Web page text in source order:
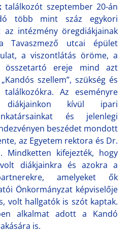
találkozót szeptember 20-án
több mint száz egykori
intézmény öregdiákjainak
Tavaszmező utcai épület
a viszontlátás öröme, a
összetartó ereje mind azt
szellem”, szükség és
Az eseményre
kívül ipari
és jelenlegi
beszédet mondott
az Egyetem rektora és Dr.
Mindketten kifejezték, hogy
diákjainkra és azokra a
amelyeket ők
Önkormányzat képviselője
volt hallgatók is szót kaptak.
alkalmat adott a Kandó
is.